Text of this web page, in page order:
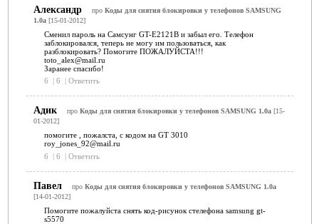
Александр про Коды для снятия блокировки у телефонов SAMSUNG
1.0a[15-01-2012]
Сменил пароль на Самсунг GT-E2121B и забыл его. Телефон
заблокировался, теперь не могу им пользоваться, как
разблокировать? Помогите ПОЖАЛУЙСТА!!!
toto_alex@mail.ru
Заранее спасибо!
6
| 6 | Ответить
Адик про Коды для снятия блокировки у телефонов SAMSUNG 1.0a[15-
01-2012]
помогите , пожалста, с кодом на GT 3010
roy_jones_92@mail.ru
6
| 6 | Ответить
Павел про Коды для снятия блокировки у телефонов SAMSUNG 1.0a
[14-01-2012]
Помогите пожалуйста снять код-рисунок стелефона samsung gt-
s5570